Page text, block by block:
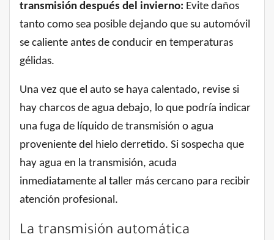
transmisión después del invierno: Evite daños
tanto como sea posible dejando que su automóvil
se caliente antes de conducir en temperaturas
gélidas.
Una vez que el auto se haya calentado, revise si
hay charcos de agua debajo, lo que podría indicar
una fuga de líquido de transmisión o agua
proveniente del hielo derretido. Si sospecha que
hay agua en la transmisión, acuda
inmediatamente al taller más cercano para recibir
atención profesional.
La transmisión automática